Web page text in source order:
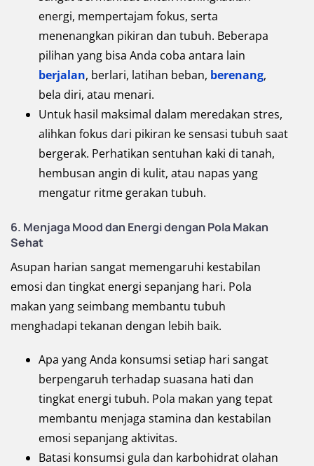
energi, mempertajam fokus, serta
menenangkan pikiran dan tubuh. Beberapa
pilihan yang bisa Anda coba antara lain
berjalan, berlari, latihan beban, berenang,
bela diri, atau menari.
Untuk hasil maksimal dalam meredakan stres,
alihkan fokus dari pikiran ke sensasi tubuh saat
bergerak. Perhatikan sentuhan kaki di tanah,
hembusan angin di kulit, atau napas yang
mengatur ritme gerakan tubuh.
6. Menjaga Mood dan Energi dengan Pola Makan
Sehat
Asupan harian sangat memengaruhi kestabilan
emosi dan tingkat energi sepanjang hari. Pola
makan yang seimbang membantu tubuh
menghadapi tekanan dengan lebih baik.
Apa yang Anda konsumsi setiap hari sangat
berpengaruh terhadap suasana hati dan
tingkat energi tubuh. Pola makan yang tepat
membantu menjaga stamina dan kestabilan
emosi sepanjang aktivitas.
Batasi konsumsi gula dan karbohidrat olahan